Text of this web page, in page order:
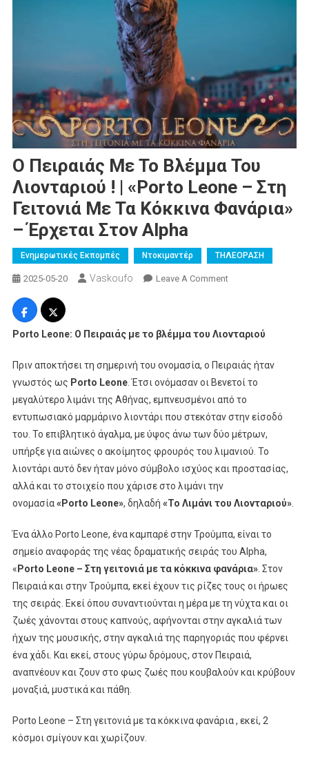
Ο Πειραιάς Με Το Βλέμμα Του
Λιονταριού ! | «Porto Leone – Στη
Γειτονιά Με Τα Κόκκινα Φανάρια»
– Έρχεται Στον Alpha
Ενημερωτικές Εκπομπές Ντοκιμαντέρ ΤΗΛΕΟΡΑΣΗ
2025-05-20 Vaskoufo Leave A CommentOn
Του
Λιονταριού
!
|
«Porto
Leone
–
Γειτονιά
Τα
Κόκκινα
Φανάρια»
Στον
Alpha
Porto Leone: Ο Πειραιάς με το βλέμμα του Λιονταριού
Πριν αποκτήσει τη σημερινή του ονομασία, ο Πειραιάς ήταν
γνωστός ως Porto Leone. Έτσι ονόμασαν οι Βενετοί το
μεγαλύτερο λιμάνι της Αθήνας, εμπνευσμένοι από το
εντυπωσιακό μαρμάρινο λιοντάρι που στεκόταν στην είσοδό
του. Το επιβλητικό άγαλμα, με ύψος άνω των δύο μέτρων,
υπήρξε για αιώνες ο ακοίμητος φρουρός του λιμανιού. Το
λιοντάρι αυτό δεν ήταν μόνο σύμβολο ισχύος και προστασίας,
αλλά και το στοιχείο που χάρισε στο λιμάνι την
ονομασία«Porto Leone», δηλαδή «Το Λιμάνι του Λιονταριού».
Ένα άλλο Porto Leone, ένα καμπαρέ στην Τρούμπα, είναι το
σημείο αναφοράς της νέας δραματικής σειράς του Alpha,
« Porto Leone – Στη γειτονιά με τα κόκκινα φανάρια». Στον
Πειραιά και στην Τρούμπα, εκεί έχουν τις ρίζες τους οι ήρωες
της σειράς. Εκεί όπου συναντιούνται η μέρα με τη νύχτα και οι
ζωές χάνονται στους καπνούς, αφήνονται στην αγκαλιά των
ήχων της μουσικής, στην αγκαλιά της παρηγοριάς που φέρνει
ένα χάδι. Και εκεί, στους γύρω δρόμους, στον Πειραιά,
αναπνέουν και ζουν στο φως ζωές που κουβαλούν και κρύβουν
μοναξιά, μυστικά και πάθη.
Porto Leone – Στη γειτονιά με τα κόκκινα φανάρια , εκεί, 2
κόσμοι σμίγουν και χωρίζουν.